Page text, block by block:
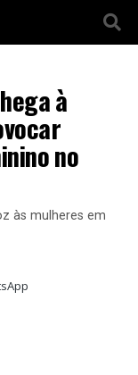
à
no
às mulheres em